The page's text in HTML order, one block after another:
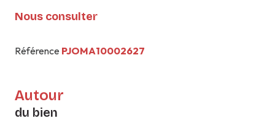
Nous consulter
Référence PJOMA10002627
Autour
du bien